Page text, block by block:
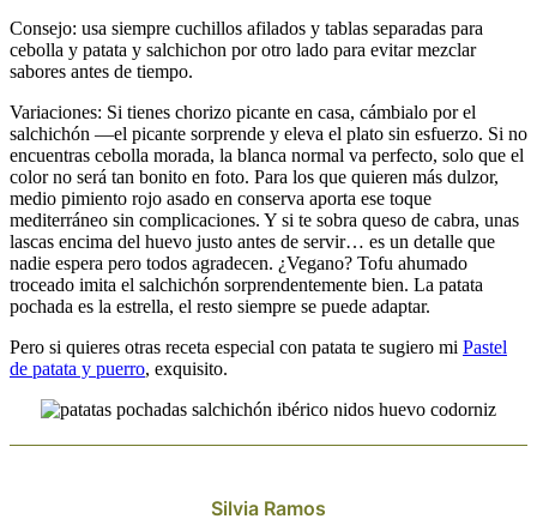
Consejo: usa siempre cuchillos afilados y tablas separadas para
cebolla y patata y salchichon por otro lado para evitar mezclar
sabores antes de tiempo.
Variaciones: Si tienes chorizo picante en casa, cámbialo por el
salchichón —el picante sorprende y eleva el plato sin esfuerzo. Si no
encuentras cebolla morada, la blanca normal va perfecto, solo que el
color no será tan bonito en foto. Para los que quieren más dulzor,
medio pimiento rojo asado en conserva aporta ese toque
mediterráneo sin complicaciones. Y si te sobra queso de cabra, unas
lascas encima del huevo justo antes de servir… es un detalle que
nadie espera pero todos agradecen. ¿Vegano? Tofu ahumado
troceado imita el salchichón sorprendentemente bien. La patata
pochada es la estrella, el resto siempre se puede adaptar.
Pero si quieres otras receta especial con patata te sugiero mi Pastel
de patata y puerro, exquisito.
Silvia Ramos